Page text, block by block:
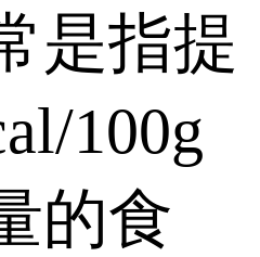
是指提
100g
的食